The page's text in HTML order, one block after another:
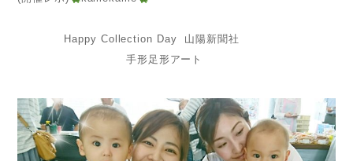
Happy Collection Day 山陽新聞社
手形足形アート